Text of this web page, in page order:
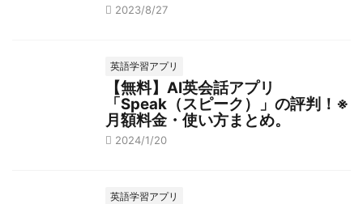
2023/8/27
英語学習アプリ
【無料】AI英会話アプリ
「Speak（スピーク）」の評判！※
月額料金・使い方まとめ。
2024/1/20
英語学習アプリ